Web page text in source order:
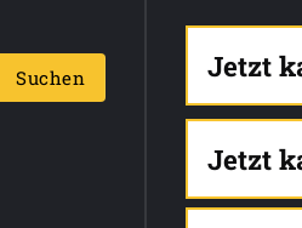
Suchen Jetzt
Jetzt